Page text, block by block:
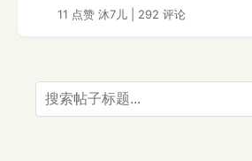
11 点赞 沐7儿 292 评论